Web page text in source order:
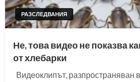
РАЗСЛЕДВАНИЯ
Не, това видео не показва
от хлебарки
Видеоклипът, разпространяван